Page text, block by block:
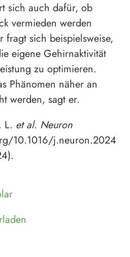
sich auch dafür, ob
vermieden werden
fragt sich beispielsweise,
eigene Gehirnaktivität
zu optimieren.
Phänomen näher an
werden, sagt er.
L. et al. Neuron
10.1016/j.neuron.2024